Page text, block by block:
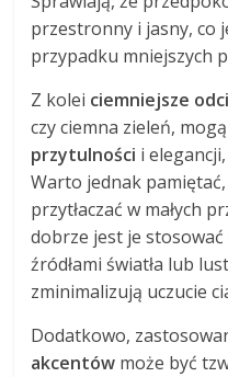
przestronny i jasny, co
przypadku mniejszych
Z kolei ciemniejsze
czy ciemna zieleń,
przytulności i
Warto jednak
przytłaczać w małych
dobrze jest je stosować
źródłami światła lub
zminimalizują uczucie
Dodatkowo,
akcentów może być